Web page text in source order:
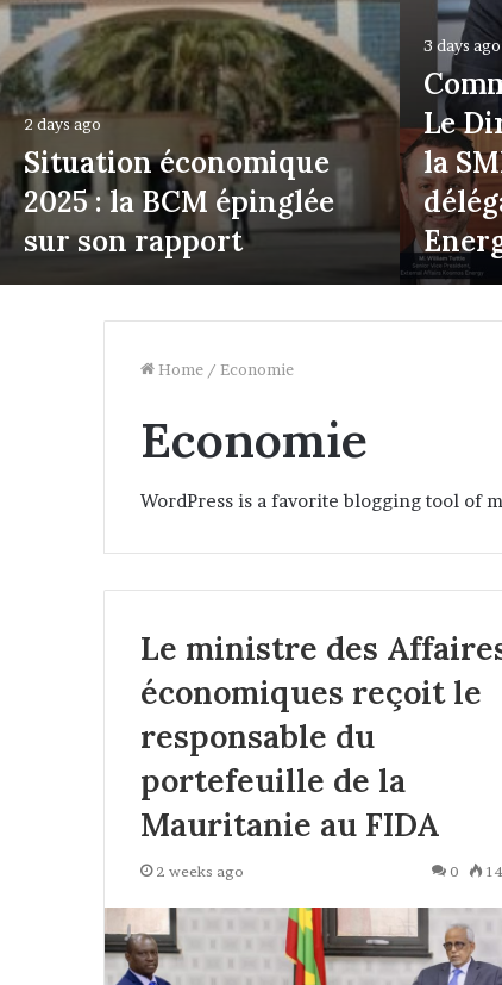
2 days ago
Situation économique
2025 : la BCM épinglée
sur son rapport
3 days ago
Le
la
Home / Economie
Economie
WordPress is a favorite blogging tool of
Le ministre des
économiques reçoit le
responsable du
portefeuille de la
Mauritanie au FIDA
2 weeks ago 0